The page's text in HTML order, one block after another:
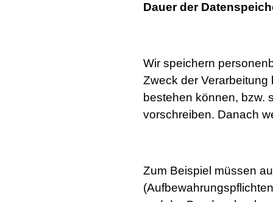
Dauer der
Wir speichern
Zweck der
bestehen können, bzw.
vorschreiben. Danach
Zum Beispiel müssen